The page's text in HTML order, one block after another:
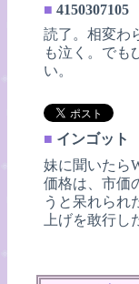
■ 4150307105
読了。相変わ
も泣く。でも
い。
■ インゴット
妹に聞いたら
価格は、市価
うと呆れられ
上げを敢行し